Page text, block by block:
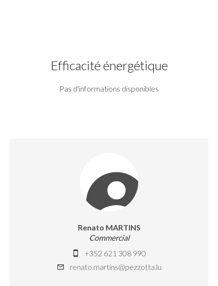
Efficacité énergétique
Pas d'informations disponibles
Renato MARTINS
Commercial
+352 621 308 990
renato.martins@pezzotta.lu